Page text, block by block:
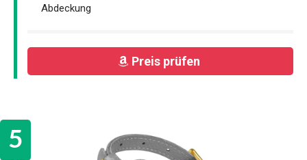
Abdeckung
Preis prüfen